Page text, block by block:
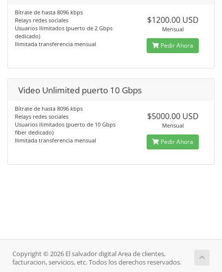
Bítrate de hasta 8096 kbps
Relays redes sociales
Usuarios Ilimitados (puerto de 2 Gbps
dedicado)
Ilimitada transferencia mensual
$1200.00 USD
Mensual
Pedir Ahora
Video Unlimited puerto 10 Gbps
Bítrate de hasta 8096 kbps
Relays redes sociales
Usuarios Ilimitados (puerto de 10 Gbps
fiber dedicado)
Ilimitada transferencia mensual
$5000.00 USD
Mensual
Pedir Ahora
Copyright © 2026 El salvador digital Area de clientes,
facturacion, servicios, etc. Todos los derechos reservados.